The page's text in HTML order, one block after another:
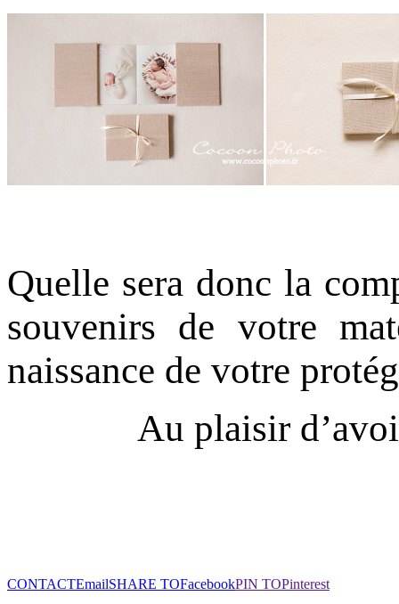
Quelle sera donc la
souvenirs de votre
naissance de votre
Au plaisir
CONTACTEmailSHARE TOFacebookPIN TOPinterest